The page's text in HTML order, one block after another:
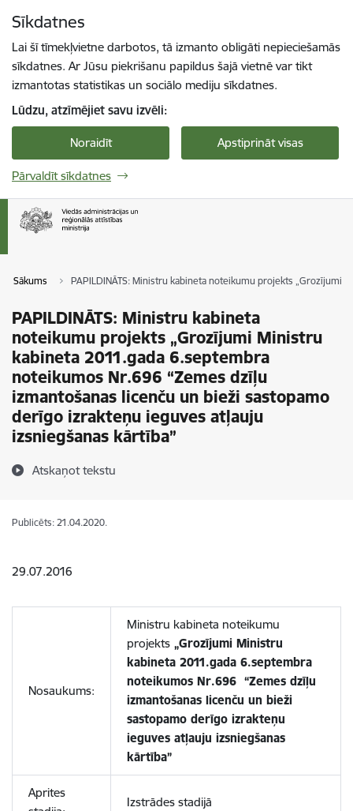
Sīkdatnes
Lai šī tīmekļvietne darbotos, tā izmanto obligāti nepieciešamās
sīkdatnes. Ar Jūsu piekrišanu papildus šajā vietnē var tikt
izmantotas statistikas un sociālo mediju sīkdatnes.
Lūdzu, atzīmējiet savu izvēli:
Noraidīt Apstiprināt visas
Pārvaldīt sīkdatnes
Sākums PAPILDINĀTS: Ministru kabineta noteikumu projekts „Grozījumi
PAPILDINĀTS: Ministru kabineta
noteikumu projekts „Grozījumi Ministru
kabineta 2011.gada 6.septembra
noteikumos Nr.696 “Zemes dzīļu
izmantošanas licenču un bieži sastopamo
derīgo izrakteņu ieguves atļauju
izsniegšanas kārtība”
Atskaņot tekstu
Publicēts: 21.04.2020.
29.07.2016
Nosaukums:
Ministru kabineta noteikumu
projekts „Grozījumi Ministru
kabineta 2011.gada 6.septembra
noteikumos Nr.696 “Zemes dzīļu
izmantošanas licenču un bieži
sastopamo derīgo izrakteņu
ieguves atļauju izsniegšanas
kārtība”
Aprites
Izstrādes stadijā